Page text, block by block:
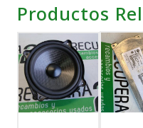
Productos